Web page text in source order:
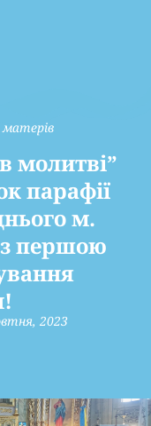
молитві”
парафії
м.
першою
2023